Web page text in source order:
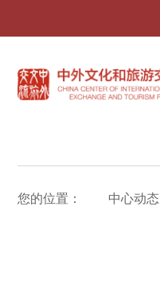
您的位置： 中心动态